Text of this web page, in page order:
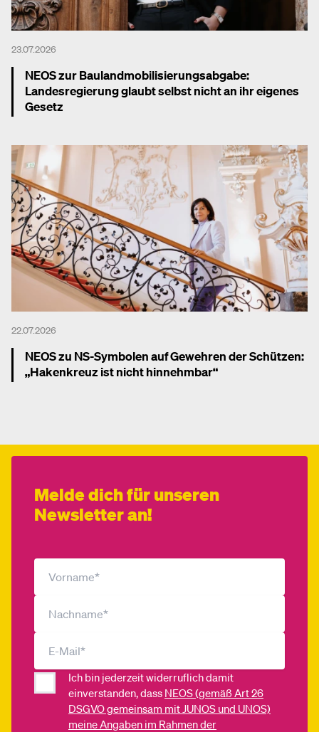
23.07.2026
NEOS zur Baulandmobilisierungsabgabe:
Landesregierung glaubt selbst nicht an ihr eigenes
Gesetz
22.07.2026
NEOS zu NS-Symbolen auf Gewehren der Schützen:
„Hakenkreuz ist nicht hinnehmbar“
Melde dich für unseren
Newsletter an!
Ich bin jederzeit widerruflich damit
einverstanden, dass NEOS (gemäß Art 26
DSGVO gemeinsam mit JUNOS und UNOS)
meine Angaben im Rahmen der